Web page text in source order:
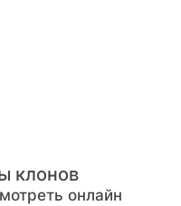
клонов
онлайн